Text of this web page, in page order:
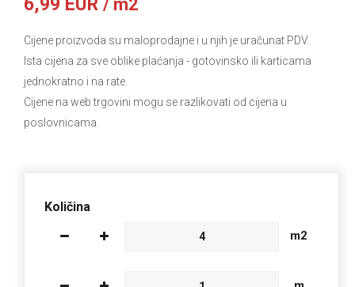
/ m2
Cijene proizvoda su maloprodajne i u njih je uračunat PDV.
Ista cijena za sve oblike plaćanja - gotovinsko ili karticama
jednokratno i na rate.
Cijene na web trgovini mogu se razlikovati od cijena u
poslovnicama.
Količina
m2